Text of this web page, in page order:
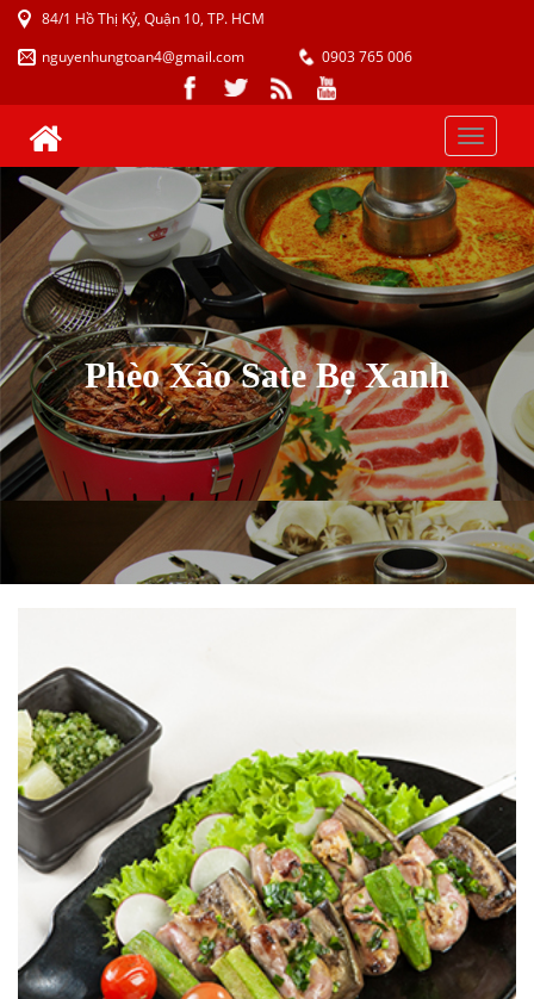
84/1 Hồ Thị Kỷ, Quận 10, TP. HCM
nguyenhungtoan4@gmail.com
0903 765 006
Toggle
Phèo Xào Sate Bẹ Xanh